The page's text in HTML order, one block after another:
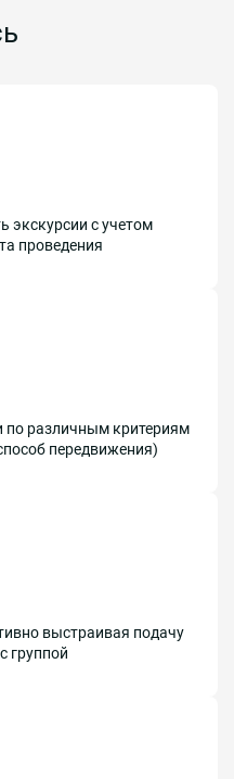
экскурсии с учетом
проведения
по различным критериям
передвижения)
выстраивая подачу
группой